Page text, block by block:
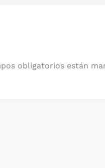
obligatorios están